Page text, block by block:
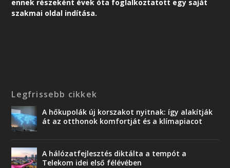
ennek részeként évek óta foglalkoztatott egy saját
szakmai oldal indítása.
Legfrissebb cikkek
A hőkupolák új korszakot nyitnak: így alakítják
át az otthonok komfortját és a klímapiacot
A hálózatfejlesztés diktálta a tempót a
Telekom idei első félévében